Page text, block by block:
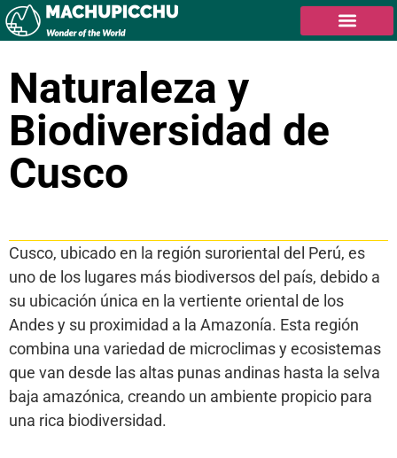
Naturaleza y
Biodiversidad de
Cusco
Cusco, ubicado en la región suroriental del Perú, es
uno de los lugares más biodiversos del país, debido a
su ubicación única en la vertiente oriental de los
Andes y su proximidad a la Amazonía. Esta región
combina una variedad de microclimas y ecosistemas
que van desde las altas punas andinas hasta la selva
baja amazónica, creando un ambiente propicio para
una rica biodiversidad.